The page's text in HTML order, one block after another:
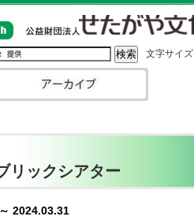
文字サイズ
ックシアター
2024.03.31